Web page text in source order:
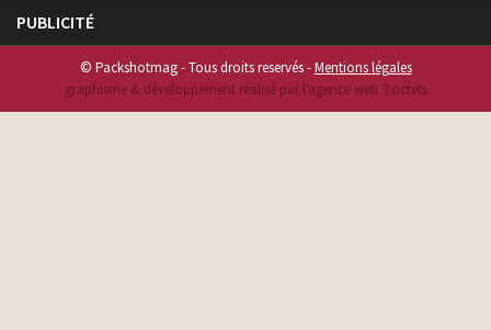
PUBLICITÉ
© Packshotmag - Tous droits reservés -Mentions légales
graphisme & développement réalisé par l‘agence web 3 octets